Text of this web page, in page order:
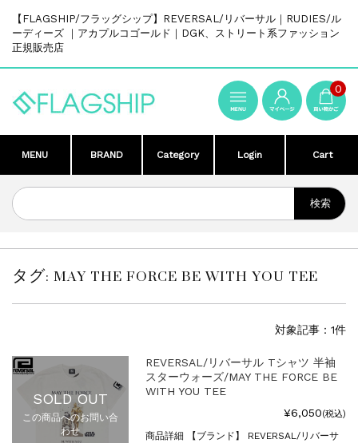
【FLAGSHIP/フラッグシップ】REVERSAL/リバーサル｜RUDIES/ル
ーディーズ ｜アカプルコゴールド｜DGK、ストリート系ファッション
正規販売店
0
MENU BRAND Category Login Cart
タグ:MAY THE FORCE BE WITH YOU TEE
対象記事：1件
SOLD OUT
この商品へのお問い合
わせ
REVERSAL/リバーサル Tシャツ 半袖
スターウォーズ/MAY THE FORCE BE
WITH YOU TEE
¥6,050(税込)
商品詳細 【ブランド】 REVERSAL/リバーサ